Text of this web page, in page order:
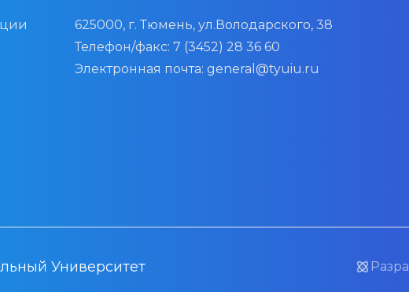
625000, г. Тюмень, ул.Володарского, 38
Телефон/факс: 7 (3452) 28 36 60
Электронная почта: general@tyuiu.ru
Университет